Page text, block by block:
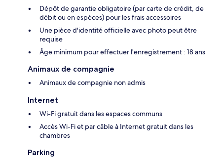
Dépôt de garantie obligatoire (par carte de crédit, de
débit ou en espèces) pour les frais accessoires
Une pièce d'identité officielle avec photo peut être
requise
Âge minimum pour effectuer l'enregistrement : 18 ans
Animaux de compagnie
Animaux de compagnie non admis
Internet
Wi-Fi gratuit dans les espaces communs
Accès Wi-Fi et par câble à Internet gratuit dans les
chambres
Parking